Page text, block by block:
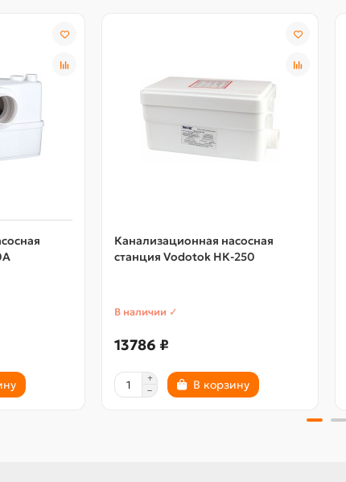
Канализационная насосная
станция Vodotok НК-250
В наличии ✓
13786 ₽
В корзину